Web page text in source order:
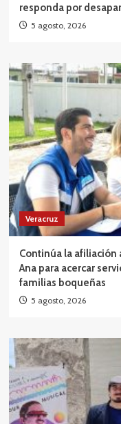
responda por
5 agosto, 2026
Veracruz
Continúa la afiliación
Ana para acercar
familias boqueñas
5 agosto, 2026